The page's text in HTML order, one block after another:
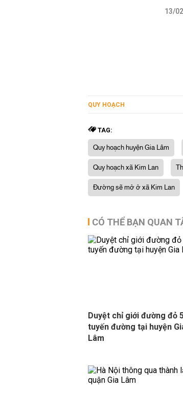
13/
QUY HOẠCH
TAG:
Quy hoạch huyện Gia Lâm
Quy hoạch xã Kim Lan
Đường sẽ mở ở xã Kim Lan
CÓ THỂ BẠN QUAN
Duyệt chỉ giới đường đỏ
tuyến đường tại huyện
Lâm